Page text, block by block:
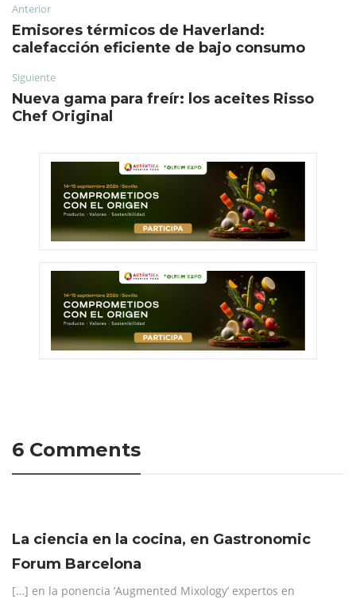
Anterior
Emisores térmicos de Haverland:
calefacción eficiente de bajo consumo
Siguiente
Nueva gama para freír: los aceites Risso
Chef Original
6 Comments
La ciencia en la cocina, en Gastronomic
Forum Barcelona
[…] en la ponencia ‘Augmented Mixology’ expertos en